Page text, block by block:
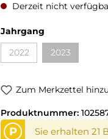
Derzeit nicht
Jahrgang
2022
2023
Zum Merkzettel
Produktnummer:
P Sie erhalten 21